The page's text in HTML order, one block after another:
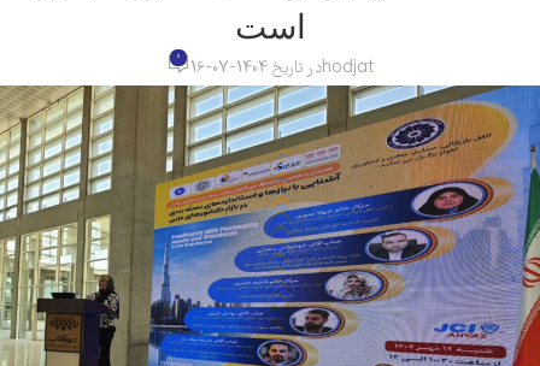
است
hodjatدر تاریخ 1404-07-16 0